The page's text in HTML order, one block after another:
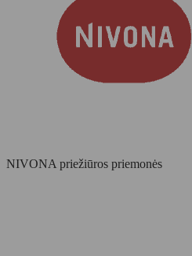
NIVONA priežiūros priemonės